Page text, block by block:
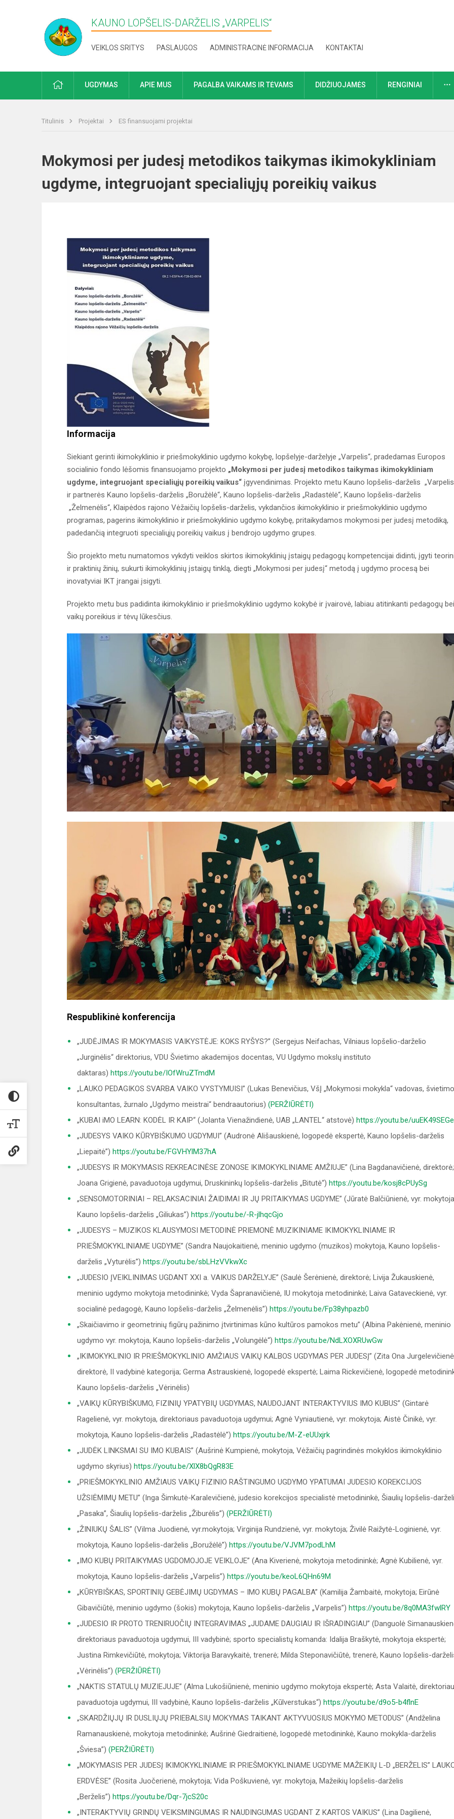
KAUNO LOPŠELIS-DARŽELIS „​VARPELIS“
VEIKLOS SRITYS PASLAUGOS ADMINISTRACINĖ INFORMACIJA KONTAKTAI
PRADŽIAUGDYMAS APIE MUS PAGALBA VAIKAMS IR TĖVAMS DIDŽIUOJAMĖS RENGINIAI
Titulinis Projektai ES finansuojami projektai
Mokymosi per judesį metodikos taikymas ikimokykliniam
ugdyme, integruojant specialiųjų poreikių vaikus
Informacija
Siekiant gerinti ikimokyklinio ir priešmokyklinio ugdymo kokybę, lopšelyje-darželyje „Varpelis“, pradedamas Europos
socialinio fondo lėšomis finansuojamo projekto „Mokymosi per judesį metodikos taikymas ikimokykliniam
ugdyme, integruojant specialiųjų poreikių vaikus“ įgyvendinimas. Projekto metu Kauno lopšelis-darželis
ir partnerės Kauno lopšelis-darželis „Boružėlė“, Kauno lopšelis-darželis „Radastėlė“, Kauno lopšelis-darželis
„Želmenėlis“, Klaipėdos rajono Vėžaičių lopšelis-darželis, vykdančios ikimokyklinio ir priešmokyklinio ugdymo
programas, pagerins ikimokyklinio ir priešmokyklinio ugdymo kokybę, pritaikydamos mokymosi per judesį metodiką,
padedančią integruoti specialiųjų poreikių vaikus į bendrojo ugdymo grupes.
Šio projekto metu numatomos vykdyti veiklos skirtos ikimokyklinių įstaigų pedagogų kompetencijai didinti, įgyti
ir praktinių žinių, sukurti ikimokyklinių įstaigų tinklą, diegti „Mokymosi per judesį“ metodą į ugdymo procesą bei
inovatyviai IKT įrangai įsigyti.
Projekto metu bus padidinta ikimokyklinio ir priešmokyklinio ugdymo kokybė ir įvairovė, labiau atitinkanti pedagogų bei
vaikų poreikius ir tėvų lūkesčius.
Respublikinė konferencija
„JUDĖJIMAS IR MOKYMASIS VAIKYSTĖJE: KOKS RYŠYS?” (Sergejus Neifachas, Vilniaus lopšelio-darželio
„Jurginėlis“ direktorius, VDU Švietimo akademijos docentas, VU Ugdymo mokslų instituto
daktaras) https://youtu.be/IOfWruZTmdM
„LAUKO PEDAGIKOS SVARBA VAIKO VYSTYMUISI” (Lukas Benevičius, VšĮ „Mokymosi mokykla“ vadovas, švietimo
konsultantas, žurnalo „Ugdymo meistrai“ bendraautorius) (PERŽIŪRĖTI)
„KUBAI iMO LEARN: KODĖL IR KAIP“ (Jolanta Vienažindienė, UAB „LANTEL“ atstovė) https://youtu.be/
„JUDESYS VAIKO KŪRYBIŠKUMO UGDYMUI” (Audronė Ališauskienė, logopedė ekspertė, Kauno lopšelis-darželis
„Liepaitė”) https://youtu.be/FGVHYlM37hA
„JUDESYS IR MOKYMASIS REKREACINĖSE ZONOSE IKIMOKYKLINIAME AMŽIUJE” (Lina Bagdanavičienė, direktorė;
Joana Grigienė, pavaduotoja ugdymui, Druskininkų lopšelis-darželis „Bitutė“) https://youtu.be/kosj8cPUySg
„SENSOMOTORINIAI – RELAKSACINIAI ŽAIDIMAI IR JŲ PRITAIKYMAS UGDYME” (Jūratė Balčiūnienė, vyr.
Kauno lopšelis-darželis „Giliukas”) https://youtu.be/-R-jlhqcGjo
„JUDESYS – MUZIKOS KLAUSYMOSI METODINĖ PRIEMONĖ MUZIKINIAME IKIMOKYKLINIAME IR
PRIEŠMOKYKLINIAME UGDYME” (Sandra Naujokaitienė, meninio ugdymo (muzikos) mokytoja, Kauno lopšelis-
darželis „Vyturėlis”) https://youtu.be/sbLHzVVkwXc
„JUDESIO ĮVEIKLINIMAS UGDANT XXI a. VAIKUS DARŽELYJE” (Saulė Šerėnienė, direktorė; Livija Žukauskienė,
meninio ugdymo mokytoja metodininkė; Vyda Šapranavičienė, IU mokytoja metodininkė; Laiva Gataveckienė, vyr.
socialinė pedagogė, Kauno lopšelis-darželis „Želmenėlis”) https://youtu.be/Fp38yhpazb0
„Skaičiavimo ir geometrinių figūrų pažinimo įtvirtinimas kūno kultūros pamokos metu” (Albina Pakėnienė, meninio
ugdymo vyr. mokytoja, Kauno lopšelis-darželis „Volungėlė“) https://youtu.be/NdLXOXRUwGw
„IKIMOKYKLINIO IR PRIEŠMOKYKLINIO AMŽIAUS VAIKŲ KALBOS UGDYMAS PER JUDESĮ” (Zita Ona
direktorė, II vadybinė kategorija; Germa Astrauskienė, logopedė ekspertė; Laima Rickevičienė, logopedė
Kauno lopšelis-darželis „Vėrinėlis)
„VAIKŲ KŪRYBIŠKUMO, FIZINIŲ YPATYBIŲ UGDYMAS, NAUDOJANT INTERAKTYVIUS IMO KUBUS” (Gintarė
Ragelienė, vyr. mokytoja, direktoriaus pavaduotoja ugdymui; Agnė Vyniautienė, vyr. mokytoja; Aistė Činikė, vyr.
mokytoja, Kauno lopšelis-darželis „Radastėlė”) https://youtu.be/M-Z-eUUxjrk
„JUDĖK LINKSMAI SU IMO KUBAIS” (Aušrinė Kumpienė, mokytoja, Vėžaičių pagrindinės mokyklos ikimokyklinio
ugdymo skyrius) https://youtu.be/XlX8bQgR83E
„PRIEŠMOKYKLINIO AMŽIAUS VAIKŲ FIZINIO RAŠTINGUMO UGDYMO YPATUMAI JUDESIO KOREKCIJOS
UŽSIĖMIMŲ METU” (Inga Šimkutė-Karalevičienė, judesio korekcijos specialistė metodininkė, Šiaulių lopšelis-
„Pasaka”, Šiaulių lopšelis-darželis „Žiburėlis”) (PERŽIŪRĖTI)
„ŽINIUKŲ ŠALIS” (Vilma Juodienė, vyr.mokytoja; Virginija Rundzienė, vyr. mokytoja; Živilė Raižytė-Loginienė, vyr.
mokytoja, Kauno lopšelis-darželis „Boružėlė”) https://youtu.be/VJVM7podLhM
„IMO KUBŲ PRITAIKYMAS UGDOMOJOJE VEIKLOJE” (Ana Kiverienė, mokytoja metodininkė; Agnė Kubilienė, vyr.
mokytoja, Kauno lopšelis-darželis „Varpelis”) https://youtu.be/keoL6QHn69M
„KŪRYBIŠKAS, SPORTINIŲ GEBĖJIMŲ UGDYMAS – IMO KUBŲ PAGALBA” (Kamilija Žambaitė, mokytoja; Eirūnė
Gibavičiūtė, meninio ugdymo (šokis) mokytoja, Kauno lopšelis-darželis „Varpelis”) https://youtu.be/8q0MA3fwlRY
„JUDESIO IR PROTO TRENIRUOČIŲ INTEGRAVIMAS „JUDAME DAUGIAU IR IŠRADINGIAU” (Danguolė
direktoriaus pavaduotoja ugdymui, III vadybinė; sporto specialistų komanda: Idalija Braškytė, mokytoja ekspertė;
Justina Rimkevičiūtė, mokytoja; Viktorija Baravykaitė, trenerė; Milda Steponavičiūtė, trenerė, Kauno lopšelis-
„Vėrinėlis”) (PERŽIŪRĖTI)
„NAKTIS STATULŲ MUZIEJUJE” (Alma Lukošiūnienė, meninio ugdymo mokytoja ekspertė; Asta Valaitė,
pavaduotoja ugdymui, III vadybinė, Kauno lopšelis-darželis „Kūlverstukas“) https://youtu.be/d9o5-b4flnE
„SKARDŽIŲJŲ IR DUSLIŲJŲ PRIEBALSIŲ MOKYMAS TAIKANT AKTYVUOSIUS MOKYMO METODUS” (Andželina
Ramanauskienė, mokytoja metodininkė; Aušrinė Giedraitienė, logopedė metodininkė, Kauno mokykla-darželis
„Šviesa”) (PERŽIŪRĖTI)
„MOKYMASIS PER JUDESĮ IKIMOKYKLINIAME IR PRIEŠMOKYKLINIAME UGDYME MAŽEIKIŲ L-D „BERŽELIS”
ERDVĖSE” (Rosita Juočerienė, mokytoja; Vida Poškuvienė, vyr. mokytoja, Mažeikių lopšelis-darželis
„Berželis”) https://youtu.be/Dqr-7jcS20c
„INTERAKTYVIŲ GRINDŲ VEIKSMINGUMAS IR NAUDINGUMAS UGDANT Z KARTOS VAIKUS’’ (Lina Dagilienė,